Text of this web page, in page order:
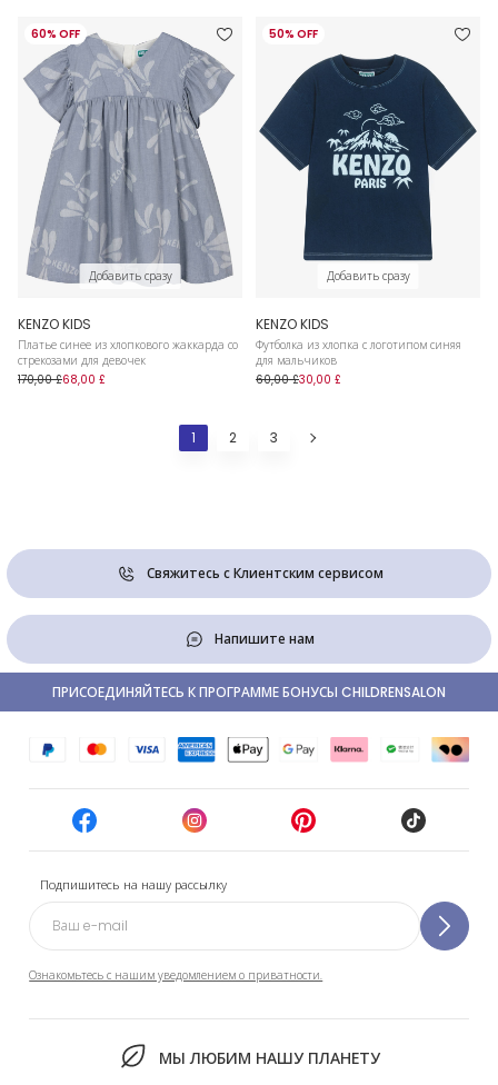
60% OFF
Добавить сразу
KENZO KIDS
Платье синее из хлопкового жаккарда со
стрекозами для девочек
170,00 £68,00 £
50% OFF
Добавить сразу
KENZO KIDS
Футболка из хлопка с логотипом синяя
для мальчиков
60,00 £30,00 £
1 2 3
Свяжитесь с Клиентским сервисом
Напишите нам
Подпишитесь на нашу рассылку
Ознакомьтесь с нашим уведомлением о приватности.
МЫ ЛЮБИМ НАШУ ПЛАНЕТУ
ПРИСОЕДИНЯЙТЕСЬ К ПРОГРАММЕ БОНУСЫ CHILDRENSALON